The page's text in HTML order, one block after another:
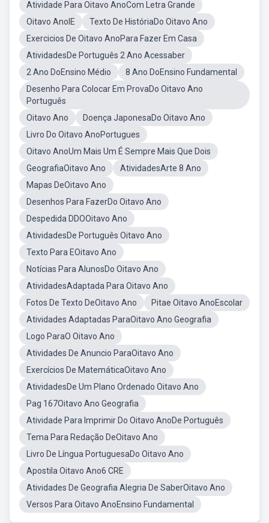
Atividade Para Oitavo AnoCom Letra Grande
Oitavo AnoIE
Texto De HistóriaDo Oitavo Ano
Exercicios De Oitavo AnoPara Fazer Em Casa
AtividadesDe Português 2 Ano Acessaber
2 Ano DoEnsino Médio
8 Ano DoEnsino Fundamental
Desenho Para Colocar Em ProvaDo Oitavo Ano
Português
Oitavo Ano
Doença JaponesaDo Oitavo Ano
Livro Do Oitavo AnoPortugues
Oitavo AnoUm Mais Um É Sempre Mais Que Dois
GeografiaOitavo Ano
AtividadesArte 8 Ano
Mapas DeOitavo Ano
Desenhos Para FazerDo Oitavo Ano
Despedida DDOOitavo Ano
AtividadesDe Português Oitavo Ano
Texto Para EOitavo Ano
Notícias Para AlunosDo Oitavo Ano
AtividadesAdaptada Para Oitavo Ano
Fotos De Texto DeOitavo Ano
Pitae Oitavo AnoEscolar
Atividades Adaptadas ParaOitavo Ano Geografia
Logo ParaO Oitavo Ano
Atividades De Anuncio ParaOitavo Ano
Exercícios De MatemáticaOitavo Ano
AtividadesDe Um Plano Ordenado Oitavo Ano
Pag 167Oitavo Ano Geografia
Atividade Para Imprimir Do Oitavo AnoDe Português
Tema Para Redação DeOitavo Ano
Livro De Língua PortuguesaDo Oitavo Ano
Apostila Oitavo Ano6 CRE
Atividades De Geografia Alegria De SaberOitavo Ano
Versos Para Oitavo AnoEnsino Fundamental